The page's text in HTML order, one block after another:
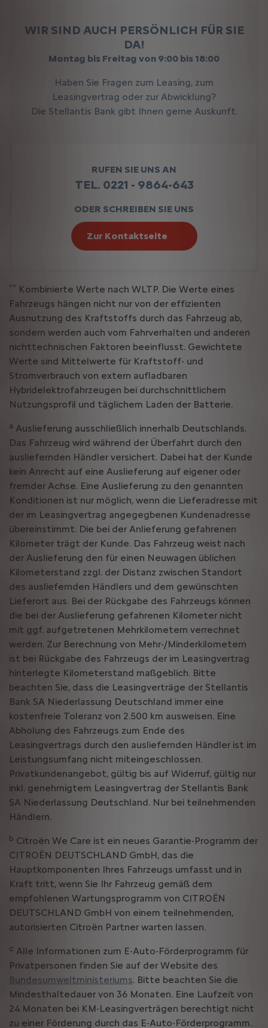
WIR SIND AUCH PERSÖNLICH FÜR SIE
DA!
Montag bis Freitag von 9:00 bis 18:00
Haben Sie Fragen zum Leasing, zum
Leasingvertrag oder zur Abwicklung?
Die Stellantis Bank gibt Ihnen gerne Auskunft.
RUFEN SIE UNS AN
TEL. 0221 - 9864-643
ODER SCHREIBEN SIE UNS
Zur Kontaktseite
** Kombinierte Werte nach WLTP. Die Werte eines
Fahrzeugs hängen nicht nur von der effizienten
Ausnutzung des Kraftstoffs durch das Fahrzeug ab,
sondern werden auch vom Fahrverhalten und anderen
nichttechnischen Faktoren beeinflusst. Gewichtete
Werte sind Mittelwerte für Kraftstoff- und
Stromverbrauch von extern aufladbaren
Hybridelektrofahrzeugen bei durchschnittlichem
Nutzungsprofil und täglichem Laden der Batterie.
a Auslieferung ausschließlich innerhalb Deutschlands.
Das Fahrzeug wird während der Überfahrt durch den
ausliefernden Händler versichert. Dabei hat der Kunde
kein Anrecht auf eine Auslieferung auf eigener oder
fremder Achse. Eine Auslieferung zu den genannten
Konditionen ist nur möglich, wenn die Lieferadresse mit
der im Leasingvertrag angegegbenen Kundenadresse
übereinstimmt. Die bei der Anlieferung gefahrenen
Kilometer trägt der Kunde. Das Fahrzeug weist nach
der Auslieferung den für einen Neuwagen üblichen
Kilometerstand zzgl. der Distanz zwischen Standort
des ausliefernden Händlers und dem gewünschten
Lieferort aus. Bei der Rückgabe des Fahrzeugs können
die bei der Auslieferung gefahrenen Kilometer nicht
mit ggf. aufgetretenen Mehrkilometern verrechnet
werden. Zur Berechnung von Mehr-/Minderkilometern
ist bei Rückgabe des Fahrzeugs der im Leasingvertrag
hinterlegte Kilometerstand maßgeblich. Bitte
beachten Sie, dass die Leasingverträge der Stellantis
Bank SA Niederlassung Deutschland immer eine
kostenfreie Toleranz von 2.500 km ausweisen. Eine
Abholung des Fahrzeugs zum Ende des
Leasingvertrags durch den ausliefernden Händler ist im
Leistungsumfang nicht miteingeschlossen.
Privatkundenangebot, gültig bis auf Widerruf, gültig nur
inkl. genehmigtem Leasingvertrag der Stellantis Bank
SA Niederlassung Deutschland. Nur bei teilnehmenden
Händlern.
b Citroën We Care ist ein neues Garantie-Programm der
CITROËN DEUTSCHLAND GmbH, das die
Hauptkomponenten Ihres Fahrzeugs umfasst und in
Kraft tritt, wenn Sie Ihr Fahrzeug gemäß dem
empfohlenen Wartungsprogramm von CITROËN
DEUTSCHLAND GmbH von einem teilnehmenden,
autorisierten Citroën Partner warten lassen.
c Alle Informationen zum E-Auto-Förderprogramm für
Privatpersonen finden Sie auf der Website des
Bundesumweltministeriums. Bitte beachten Sie die
Mindesthaltedauer von 36 Monaten. Eine Laufzeit von
24 Monaten bei KM-Leasingverträgen berechtigt nicht
zu einer Förderung durch das E-Auto-Förderprogramm.